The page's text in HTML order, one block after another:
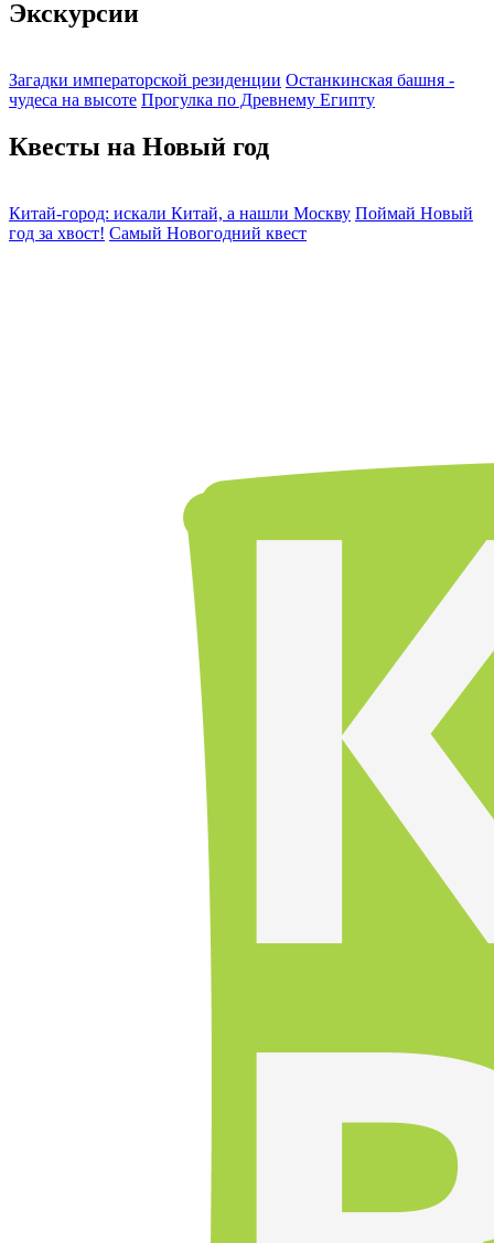
Экскурсии
Загадки императорской резиденции Останкинская башня -
чудеса на высоте Прогулка по Древнему Египту
Квесты на Новый год
Китай-город: искали Китай, а нашли Москву Поймай Новый
год за хвост! Самый Новогодний квест